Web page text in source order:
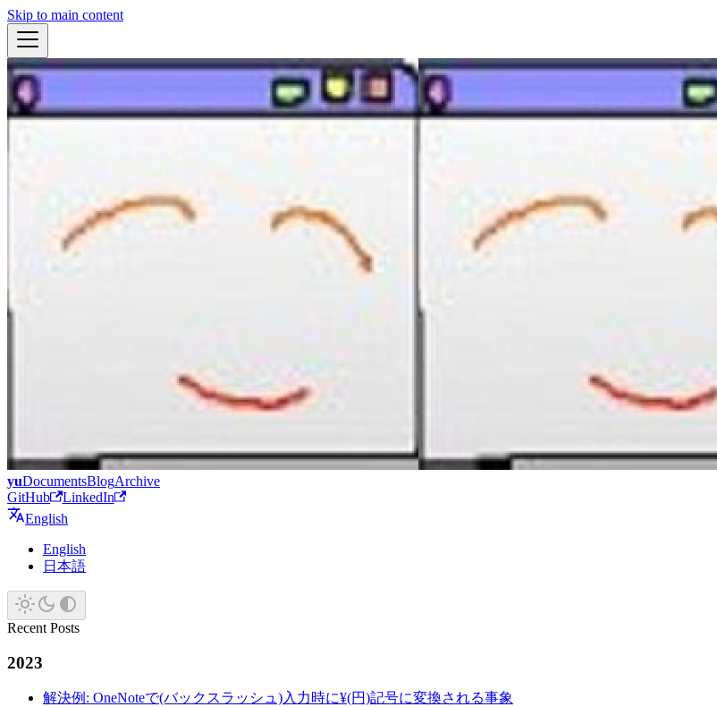
Skip to main content
yuDocumentsBlogArchive
GitHub
LinkedIn
English
English
日本語
Recent Posts
2023
解決例: OneNoteで(バックスラッシュ)入力時に¥(円)記号に変換される事象